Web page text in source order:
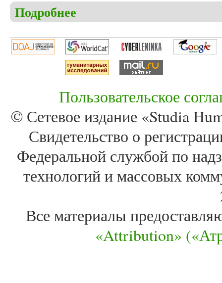
Подробнее
Пользовательское
© Сетевое издание «Studia
Свидетельство о
Федеральной службой по
технологий и массовых
Все материалы
«Attribution»